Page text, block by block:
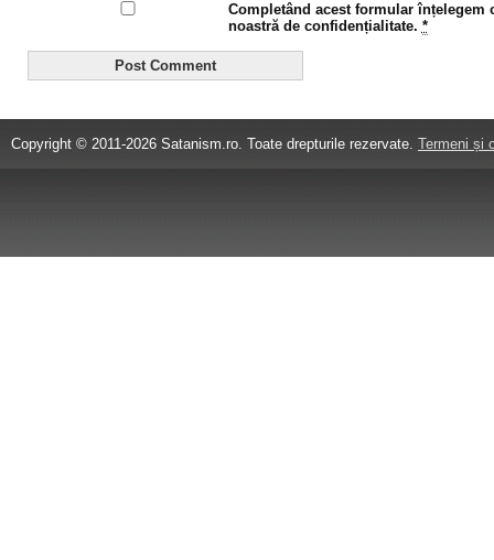
Completând acest formular înțelegem
noastră de confidențialitate. *
Copyright © 2011-2026 Satanism.ro. Toate drepturile rezervate. Termeni și